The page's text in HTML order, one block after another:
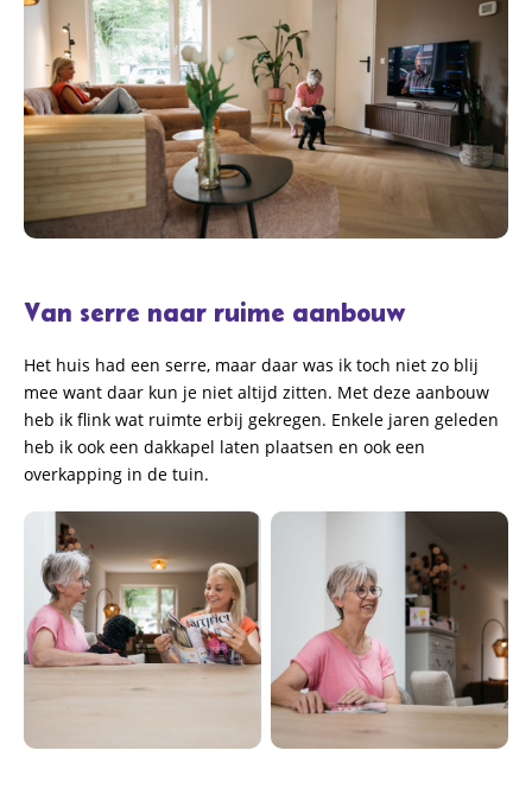
Van serre naar ruime aanbouw
Het huis had een serre, maar daar was ik toch niet zo blij
mee want daar kun je niet altijd zitten. Met deze aanbouw
heb ik flink wat ruimte erbij gekregen. Enkele jaren geleden
heb ik ook een dakkapel laten plaatsen en ook een
overkapping in de tuin.